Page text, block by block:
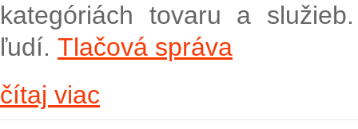
kategóriách tovaru a
ľudí. Tlačová správa
čítaj viac